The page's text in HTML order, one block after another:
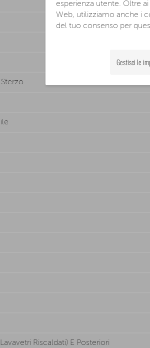
Riscaldati) E Posteriori
esperienza utente. Oltre
Web, utilizziamo anche i
del tuo consenso per
Gestisci le